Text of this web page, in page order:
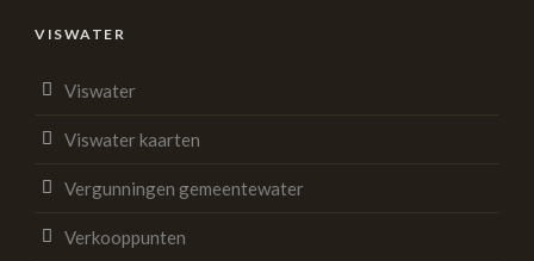
VISWATER
Viswater
Viswater kaarten
Vergunningen gemeentewater
Verkooppunten